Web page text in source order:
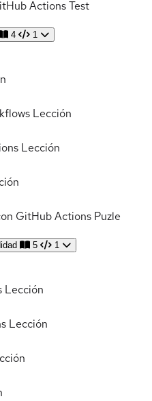
ActionsTest
4 1
Lección
Lección
GitHub Actions Puzle
5 1
Lección
Lección